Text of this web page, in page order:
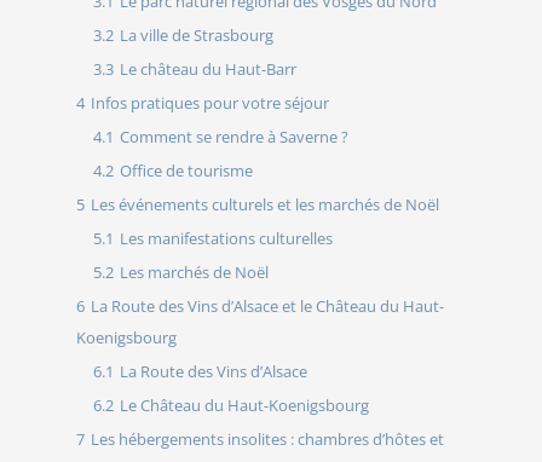
3.2 La ville de Strasbourg
3.3 Le château du Haut-Barr
4 Infos pratiques pour votre séjour
4.1 Comment se rendre à Saverne ?
4.2 Office de tourisme
5 Les événements culturels et les marchés de Noël
5.1 Les manifestations culturelles
5.2 Les marchés de Noël
6 La Route des Vins d’Alsace et le Château du Haut-
Koenigsbourg
6.1 La Route des Vins d’Alsace
6.2 Le Château du Haut-Koenigsbourg
7 Les hébergements insolites : chambres d’hôtes et